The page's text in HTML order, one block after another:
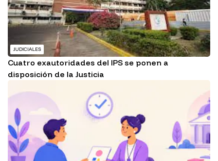
JUDICIALES
Cuatro exautoridades del IPS se ponen a
disposición de la Justicia